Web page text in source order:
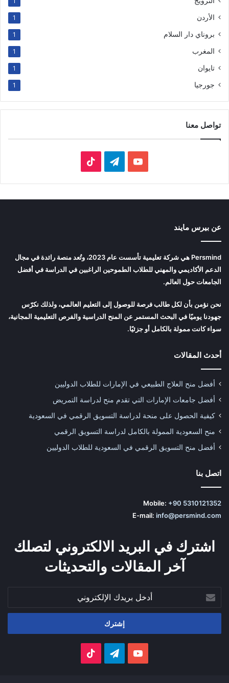
الأردن 1
بروناي دار السلام 1
المغرب 1
تايوان 1
جورجيا 1
تواصل معنا
‫YouTubeتيلقرام
عن بيرس مايند
Persmind هي شركة تعليمية تأسست عام 2023، وتُعد منصة رائدة في مجال
الدعم الأكاديمي والمهني للطلاب الطموحين الراغبين في الدراسة في أفضل
الجامعات حول العالم.
نحن نؤمن بأن لكل طالب فرصة للوصول إلى التعليم العالمي، ولذلك نكرّس
جهودنا يوميًا في البحث المستمر عن المنح الدراسية والفرص التعليمية المجانية،
سواء كانت ممولة بالكامل أو جزئيًا.
أحدث المقالات
أفضل منح العلاج الطبيعي في الإمارات للطلاب الدوليين
أفضل جامعات الإمارات التي تقدم منح لدراسة التمريض
كيفية الحصول على منحة لدراسة التسويق الرقمي في السعودية
منح السعودية الممولة بالكامل لدراسة التسويق الرقمي
أفضل منح التسويق الرقمي في السعودية للطلاب الدوليين
اتصل بنا
Mobile: +90 5310121352
E-mail: info@persmind.com
اشترك في البريد الالكتروني لتصلك
آخر المقالات والتحديثات
بريدك
الإلكتروني
‫YouTubeتيلقرام